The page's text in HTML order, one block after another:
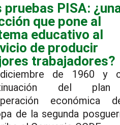
pruebas PISA:
que pone al
educativo al
de producir
trabajadores?
de 1960 y
del
económica
de la segunda